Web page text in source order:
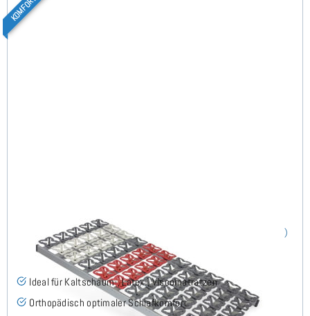
Cirro NV - Tellerlattenrost 100x200 cm (58)
Ideal für Kaltschaum-, Latex-, Viscomatratzen
Orthopädisch optimaler Schlafkomfort